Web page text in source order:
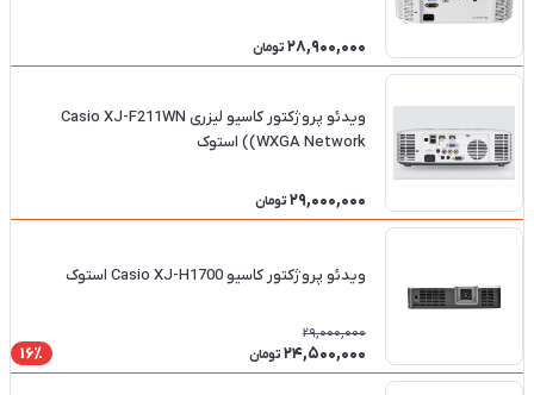
28,900,000 تومان
ویدئو پروژکتور کاسیو لیزری Casio XJ-F211WN
(WXGA Network) استوک
29,000,000 تومان
ویدئو پروژکتور کاسیو Casio XJ-H1700 استوک
29,000,000
24,500,000 تومان 16٪